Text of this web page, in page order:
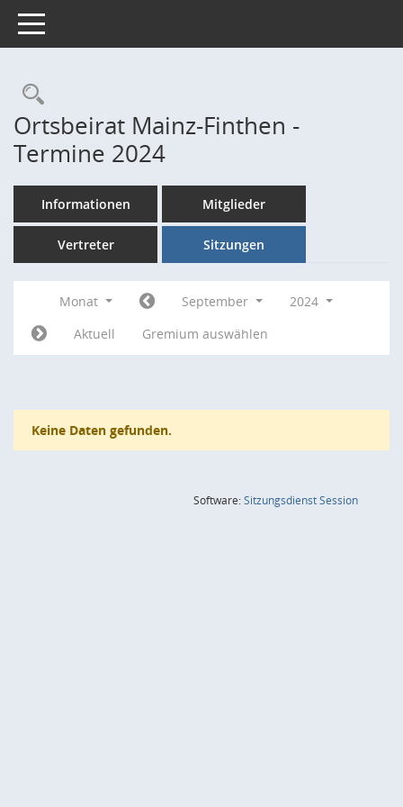
Toggle navigation
Rechercheauswahl
Ortsbeirat Mainz-Finthen -
Termine 2024
Informationen Mitglieder
Vertreter Sitzungen
Monat September
2024
Aktuell
Gremium auswählen
Keine Daten gefunden.
Software:SitzungsdienstSession(Wird in